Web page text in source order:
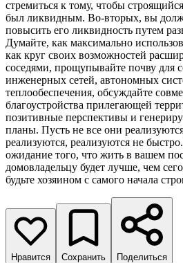
стремиться к тому, чтобы
был ликвидным. Во-вторых, вы
повысить его ликвидность путем
Думайте, как максимально
как круг своих возможностей
соседями, прощупывайте почву для
инженерных сетей, автономных
теплообеспечения, обсуждайте
благоустройства прилегающей
позитивные перспективы и
планы. Пусть не все они
реализуются, реализуются не
ожидание того, что жить в вашем
домовладельцу будет лучше, чем
будьте хозяином с самого начала
Нравится Сохранить Поделиться